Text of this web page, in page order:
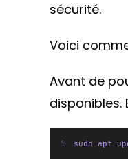
sécurité.
Voici
Avant de
disponibles.
sudo apt